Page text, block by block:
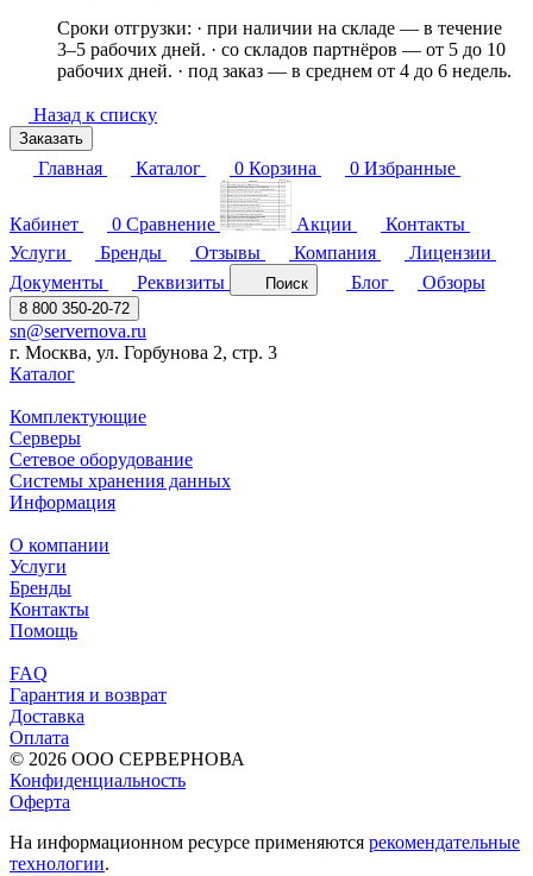
Сроки отгрузки: · при наличии на складе — в течение
3–5 рабочих дней. · со складов партнёров — от 5 до 10
рабочих дней. · под заказ — в среднем от 4 до 6 недель.
Назад к списку
Заказать
Главная Каталог 0 Корзина 0 Избранные
Кабинет 0 Сравнение Акции
Контакты
Услуги
Бренды Отзывы Компания
Лицензии
Документы
Реквизиты Поиск Блог Обзоры
8 800 350-20-72
sn@servernova.ru
г. Москва, ул. Горбунова 2, стр. 3
Каталог
Комплектующие
Серверы
Сетевое оборудование
Системы хранения данных
Информация
О компании
Услуги
Бренды
Контакты
Помощь
FAQ
Гарантия и возврат
Доставка
Оплата
© 2026 ООО СЕРВЕРНОВА
Конфиденциальность
Оферта
На информационном ресурсе применяются рекомендательные
технологии.